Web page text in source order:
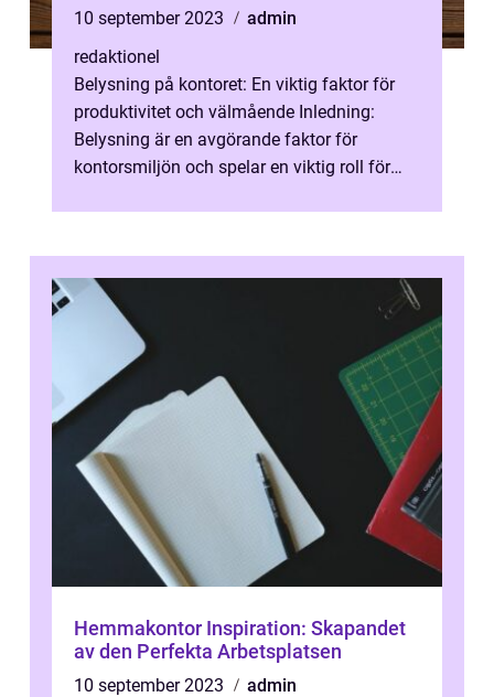
10 september 2023
admin
redaktionel
Belysning på kontoret: En viktig faktor för
produktivitet och välmående Inledning:
Belysning är en avgörande faktor för
kontorsmiljön och spelar en viktig roll för
Hemmakontor Inspiration: Skapandet
av den Perfekta Arbetsplatsen
10 september 2023
admin